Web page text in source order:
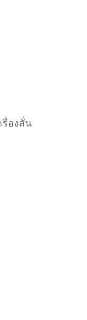
รื่องสั่น